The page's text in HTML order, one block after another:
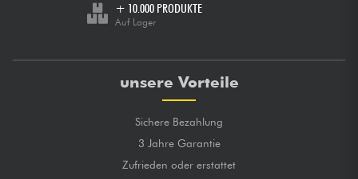
+ 10.000 PRODUKTE
Auf Lager
unsere Vorteile
Sichere Bezahlung
3 Jahre Garantie
Zufrieden oder erstattet